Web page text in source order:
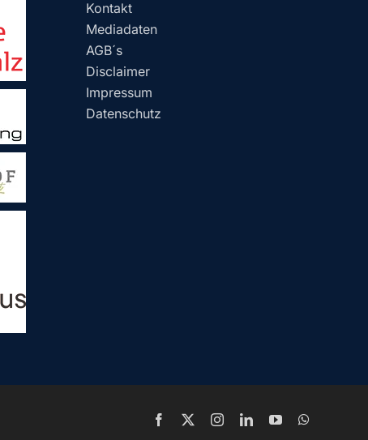
Kontakt
Mediadaten
AGB´s
Disclaimer
Impressum
Datenschutz
Facebook InstagramLinkedInYouTube